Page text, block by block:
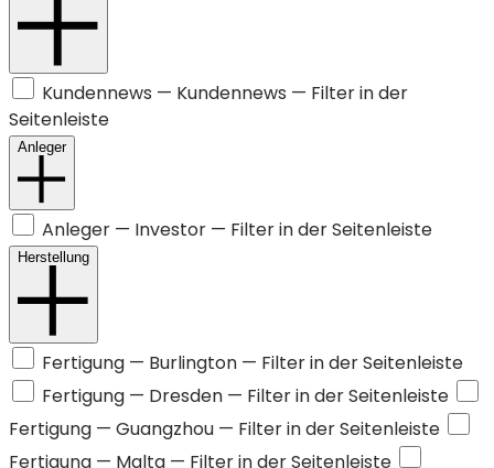
Kundennews — Kundennews — Filter in der
Seitenleiste
Anleger
Anleger — Investor — Filter in der Seitenleiste
Herstellung
Fertigung — Burlington — Filter in der Seitenleiste
Fertigung — Dresden — Filter in der Seitenleiste
Fertigung — Guangzhou — Filter in der Seitenleiste
Fertigung — Malta — Filter in der Seitenleiste